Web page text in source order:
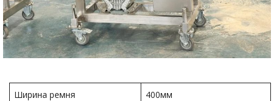
Ширина ремня 400мм